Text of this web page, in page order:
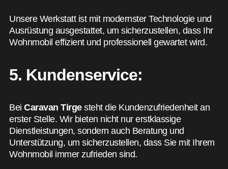
Unsere Werkstatt ist mit modernster Technologie und
Ausrüstung ausgestattet, um sicherzustellen, dass Ihr
Wohnmobil effizient und professionell gewartet wird.
5. Kundenservice:
Bei Caravan Tirgesteht die Kundenzufriedenheit an
erster Stelle. Wir bieten nicht nur erstklassige
Dienstleistungen, sondern auch Beratung und
Unterstützung, um sicherzustellen, dass Sie mit Ihrem
Wohnmobil immer zufrieden sind.